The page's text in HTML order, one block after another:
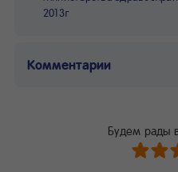
2013г
Комментарии
Будем рады